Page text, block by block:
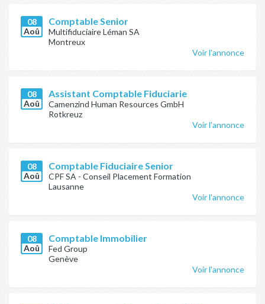
08
Aoû
Comptable Senior
Multifiduciaire Léman SA
Montreux
Voir l'annonce
08
Aoû
Assistant Comptable Fiduciarie
Camenzind Human Resources GmbH
Rotkreuz
Voir l'annonce
08
Aoû
Comptable Fiduciaire Senior
CPF SA - Conseil Placement Formation
Lausanne
Voir l'annonce
08
Aoû
Comptable Immobilier
Fed Group
Genève
Voir l'annonce